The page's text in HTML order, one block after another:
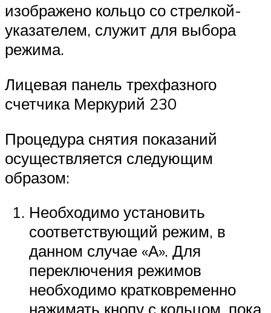
изображено кольцо со стрелкой-
указателем, служит для выбора
режима.
Лицевая панель трехфазного
счетчика Меркурий 230
Процедура снятия показаний
осуществляется следующим
образом:
Необходимо установить
соответствующий режим, в
данном случае «А». Для
переключения режимов
необходимо кратковременно
нажимать кнопу с кольцом, пока